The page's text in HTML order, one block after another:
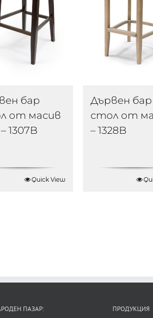
бар
от масив
1307B
Quick View
Дървен бар
стол от
– 1328B
ПАЗАР: ПРОДУКЦИЯ